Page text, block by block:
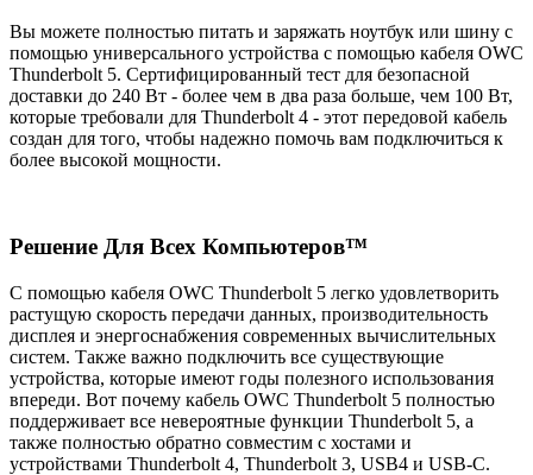
Вы можете полностью питать и заряжать ноутбук или шину с
помощью универсального устройства с помощью кабеля OWC
Thunderbolt 5. Сертифицированный тест для безопасной
доставки до 240 Вт - более чем в два раза больше, чем 100 Вт,
которые требовали для Thunderbolt 4 - этот передовой кабель
создан для того, чтобы надежно помочь вам подключиться к
более высокой мощности.
Решение Для Всех Компьютеров™
С помощью кабеля OWC Thunderbolt 5 легко удовлетворить
растущую скорость передачи данных, производительность
дисплея и энергоснабжения современных вычислительных
систем. Также важно подключить все существующие
устройства, которые имеют годы полезного использования
впереди. Вот почему кабель OWC Thunderbolt 5 полностью
поддерживает все невероятные функции Thunderbolt 5, а
также полностью обратно совместим с хостами и
устройствами Thunderbolt 4, Thunderbolt 3, USB4 и USB-C.